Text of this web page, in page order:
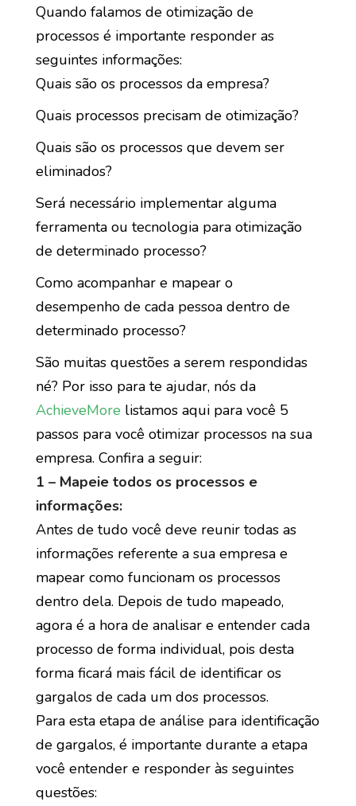
Quando falamos de otimização de
processos é importante responder as
seguintes informações:
Quais são os processos da empresa?
Quais processos precisam de otimização?
Quais são os processos que devem ser
eliminados?
Será necessário implementar alguma
ferramenta ou tecnologia para otimização
de determinado processo?
Como acompanhar e mapear o
desempenho de cada pessoa dentro de
determinado processo?
São muitas questões a serem respondidas
né? Por isso para te ajudar, nós da
AchieveMore listamos aqui para você 5
passos para você otimizar processos na sua
empresa. Confira a seguir:
1 – Mapeie todos os processos e
informações:
Antes de tudo você deve reunir todas as
informações referente a sua empresa e
mapear como funcionam os processos
dentro dela. Depois de tudo mapeado,
agora é a hora de analisar e entender cada
processo de forma individual, pois desta
forma ficará mais fácil de identificar os
gargalos de cada um dos processos.
Para esta etapa de análise para identificação
de gargalos, é importante durante a etapa
você entender e responder às seguintes
questões: